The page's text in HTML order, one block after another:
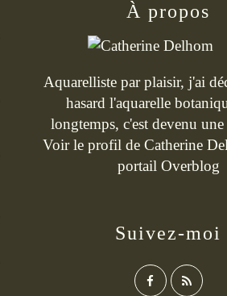
Suivez-moi
À propos
Aquarelliste par plaisir, j'ai
hasard l'aquarelle
longtemps, c'est devenu
Voir le profil de Catherine
portail Overblog